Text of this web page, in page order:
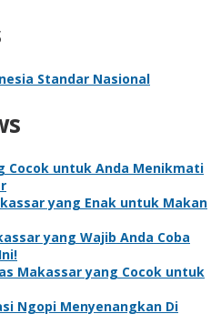
Standar Nasional
Cocok untuk Anda Menikmati
yang Enak untuk Makan
yang Wajib Anda Coba
Makassar yang Cocok untuk
Ngopi Menyenangkan Di